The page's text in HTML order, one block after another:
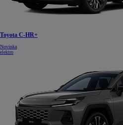
Toyota C-HR+
Novinka
elektro